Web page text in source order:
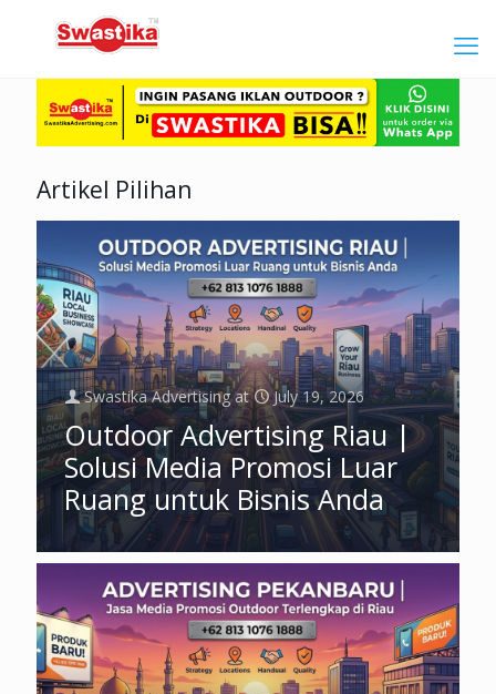
Artikel Pilihan
Swastika Advertising at July 19, 2026
Outdoor Advertising Riau |
Solusi Media Promosi Luar
Ruang untuk Bisnis Anda